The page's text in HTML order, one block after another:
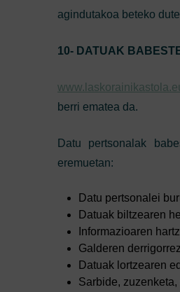
agindutakoa beteko
10- DATUAK
berri ematea da.
Datu pertsonalak
eremuetan:
Datu pertsonalei
Datuak biltzearen
Informazioaren
Galderen
Datuak lortzearen
Sarbide,